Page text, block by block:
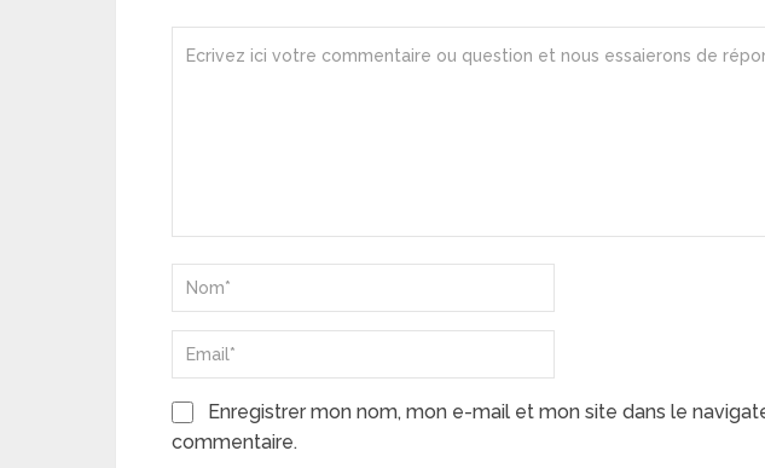
Enregistrer mon nom, mon e-mail et mon site dans le
commentaire.